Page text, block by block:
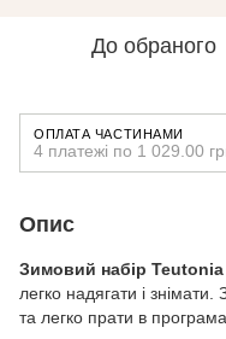
До обраного
ОПЛАТА ЧАСТИНАМИ
4 платежі по 1 029.00
Опис
Зимовий набір Teutonia
легко надягати і
та легко прати в